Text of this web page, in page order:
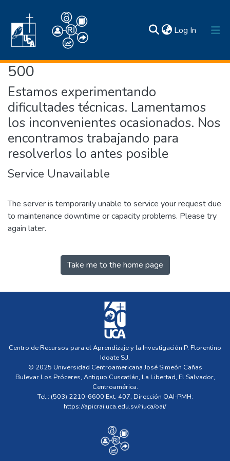
Log In (current)
Comunidades y colecciones
Estadísticas
Búsqueda por
Normativas
Acerca de
Contactos
500
Estamos experimentando
dificultades técnicas. Lamentamos
los inconvenientes ocasionados. Nos
encontramos trabajando para
resolverlos lo antes posible
Service Unavailable
The server is temporarily unable to service your request due
to maintenance downtime or capacity problems. Please try
again later.
Take me to the home page
Centro de Recursos para el Aprendizaje y la Investigación P. Florentino
Idoate S.J.
© 2025 Universidad Centroamericana José Simeón Cañas
Bulevar Los Próceres, Antiguo Cuscatlán, La Libertad, El Salvador,
Centroamérica.
Tel.: (503) 2210-6600 Ext. 407, Dirección OAI-PMH:
https://apicrai.uca.edu.sv/riuca/oai/